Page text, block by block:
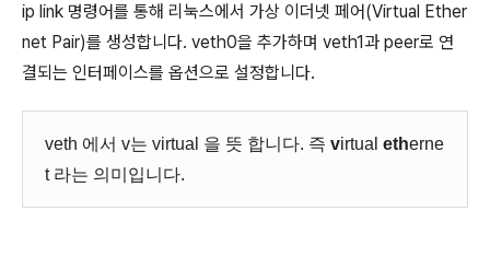
ip link 명령어를 통해 리눅스에서 가상 이더넷 페어(Virtual Ether
net Pair)를 생성합니다. veth0을 추가하며 veth1과 peer로 연
결되는 인터페이스를 옵션으로 설정합니다.
veth 에서 v는 virtual 을 뜻 합니다. 즉 virtual etherne
t 라는 의미입니다.